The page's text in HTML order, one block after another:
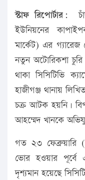
স্টাফ রিপোর্টার:
ইউনিয়নের
মার্কেট) এর
নতুন অটোরিকশা
থাকা সিসিটিভি
হাজীগঞ্জ থানায়
চক্র আটক হয়নি।
আহম্মেদ খানকে
গত ২৩ ফেব্রুয়ারি
ভোর হওয়ার পূর্বে
দৃশ্যমান হয়েছে